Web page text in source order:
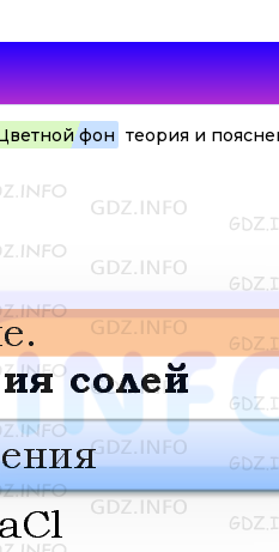
фон теория и